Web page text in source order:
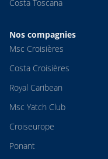
Costa Toscana
Nos compagnies
Msc Croisières
Costa Croisières
Royal Caribean
Msc Yatch Club
Croiseurope
Ponant